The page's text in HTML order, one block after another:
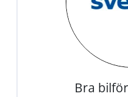
Bra